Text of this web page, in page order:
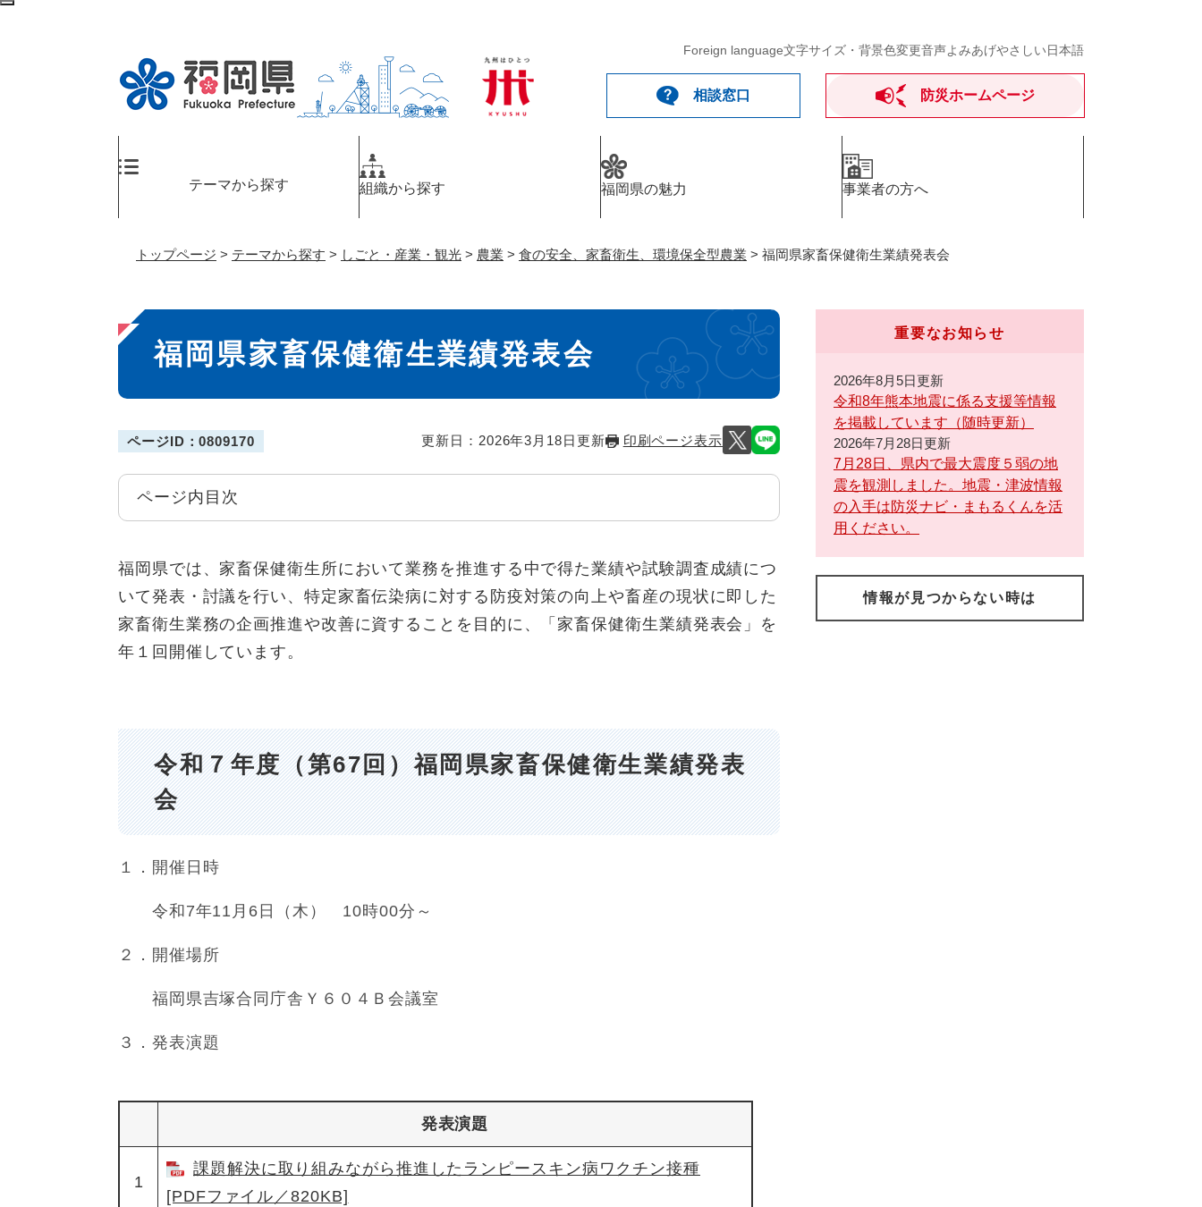
ペ
Foreign language文字サイズ・背景色変更音声よみあげやさしい日本語
相談窓口 防災ホームページ
テーマから探す 組織から探す 福岡県の魅力 事業者の方へ
トップページ > テーマから探す > しごと・産業・観光 > 農業 > 食の安全、家畜衛生、環境保全型農業 > 福岡県家畜保健衛生業績発表会
本
文
福岡県家畜保健衛生業績発表会
ページID：0809170 更新日：2026年3月18日更新 印刷ページ表示
ページ内目次
福岡県では、家畜保健衛生所において業務を推進する中で得た業績や試験調査成績につ
いて発表・討議を行い、特定家畜伝染病に対する防疫対策の向上や畜産の現状に即した
家畜衛生業務の企画推進や改善に資することを目的に、「家畜保健衛生業績発表会」を
年１回開催しています。
令和７年度（第67回）福岡県家畜保健衛生業績発表
会
１．開催日時
令和7年11月6日（木） 10時00分～
２．開催場所
福岡県吉塚合同庁舎Ｙ６０４Ｂ会議室
３．発表演題
発表演題
1
課題解決に取り組みながら推進したランピースキン病ワクチン接種
[PDFファイル／820KB]
重要なお知らせ
2026年8月5日更新
令和8年熊本地震に係る支援等情報
を掲載しています（随時更新）
2026年7月28日更新
7月28日、県内で最大震度５弱の地
震を観測しました。地震・津波情報
の入手は防災ナビ・まもるくんを活
用ください。
情報が見つからない時は